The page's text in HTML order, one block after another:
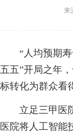
来
“人均预期寿
五五”开局之年
标转化为群众看
立足三甲医院
医院将人工智能